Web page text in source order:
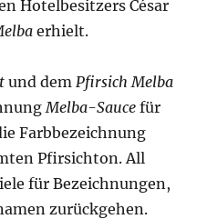
Hotelbesitzers César
erhielt.
und demPfirsich Melba
Melba-Sauce für
Farbbezeichnung
Pfirsichton. All
für Bezeichnungen,
zurückgehen.